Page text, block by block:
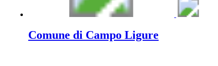
Comune di Campo Ligure